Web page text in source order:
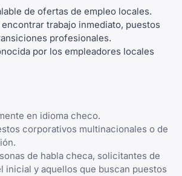
de ofertas de empleo locales.
trabajo inmediato, puestos
profesionales.
por los empleadores locales
en idioma checo.
corporativos multinacionales o de
de habla checa, solicitantes de
inicial y aquellos que buscan puestos